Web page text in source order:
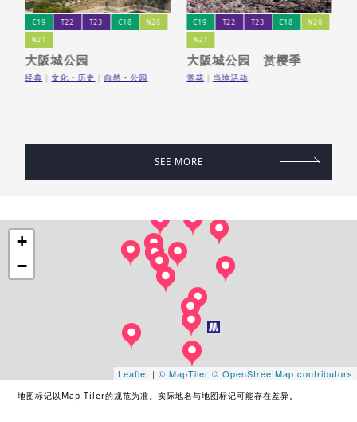
C19 T22 T23 C18
N20
N21
大阪城公园
经典 文化・历史 自然・公园
C19 T22 T23 C18
N20
N21
大阪城公园 赏樱季
赏花 当地活动
SEE MORE
+
−
Leaflet | © MapTiler © OpenStreetMap contributors
地图标记以Map Tiler的规范为准。实际地名与地图标记可能存在差异。